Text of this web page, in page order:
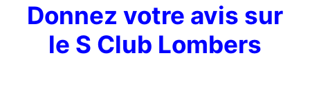
Donnez votre avis sur
le S Club Lombers